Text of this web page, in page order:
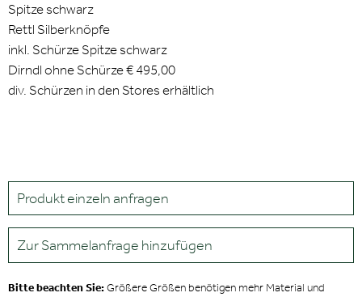
Spitze schwarz
Rettl Silberknöpfe
inkl. Schürze Spitze schwarz
Dirndl ohne Schürze € 495,00
div. Schürzen in den Stores erhältlich
Produkt einzeln anfragen
Zur Sammelanfrage hinzufügen
Bitte beachten Sie:Größere Größen benötigen mehr Material und